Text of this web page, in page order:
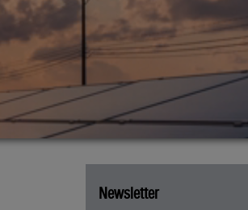
Newsletter